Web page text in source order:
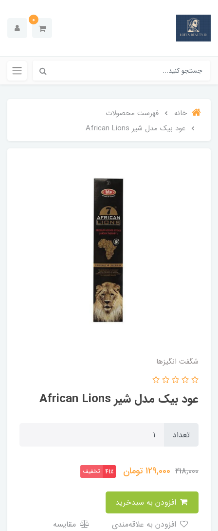
0
خانه
فهرست محصولات
عود بیک مدل شیر African Lions
شگفت انگيزها
عود بیک مدل شیر African Lions
تعداد
218,000
129,000تومان 41٪ تخفیف
مقایسه